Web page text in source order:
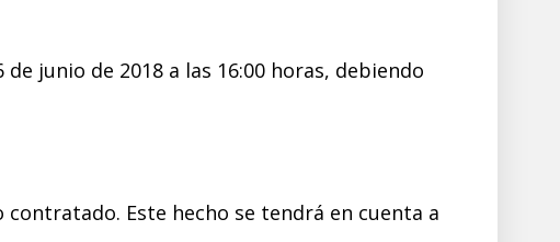
junio de 2018 a las 16:00 horas, debiendo
Este hecho se tendrá en cuenta a